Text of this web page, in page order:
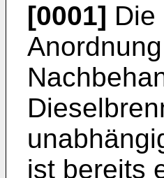
[0001]
ist bereits